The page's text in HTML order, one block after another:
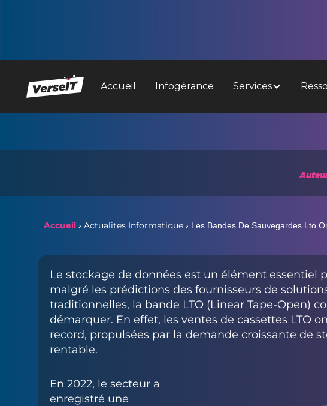
Accueil Infogérance Services
Accueil› Actualites Informatique› Les Bandes De Sauvegardes Lto
Le stockage de données est un élément essentiel
malgré les prédictions des fournisseurs de
traditionnelles, la bande LTO (Linear Tape-Open)
démarquer. En effet, les ventes de cassettes LTO
record, propulsées par la demande croissante de
rentable.
En 2022, le secteur a
enregistré une